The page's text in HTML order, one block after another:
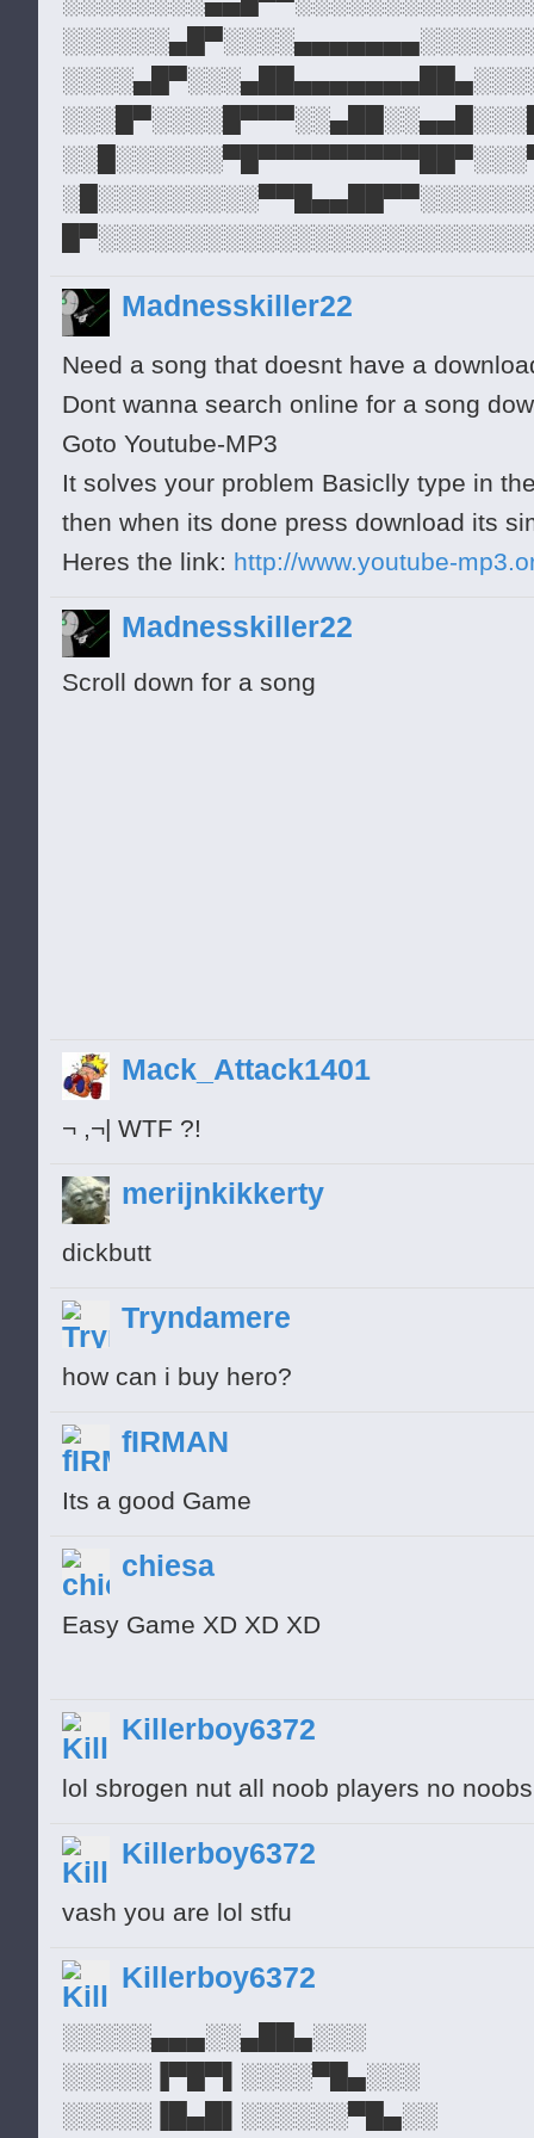
CHALLENGE ACCCEPTED
Madnesskiller22
Need a song that doesnt have a
Dont wanna search online for a song
Goto Youtube-MP3
It solves your problem Basiclly type in
then when its done press download its
Heres the link: http://www.youtube-
Madnesskiller22
Scroll down for a song
Keep it going
Mack_Attack1401
¬ ,¬| WTF ?!
merijnkikkerty
dickbutt
Tryndamere
how can i buy hero?
fIRMAN
Its a good Game
chiesa
Easy Game XD XD XD
Killerboy6372
lol sbrogen nut all noob players no
Killerboy6372
vash you are lol stfu
Killerboy6372
░░░░░▄▄▄░░▄██▄░░░
░░░░░▐▀█▀▌░░░░▀█▄░░░
░░░░░▐█▄█▌░░░░░░▀█▄░░